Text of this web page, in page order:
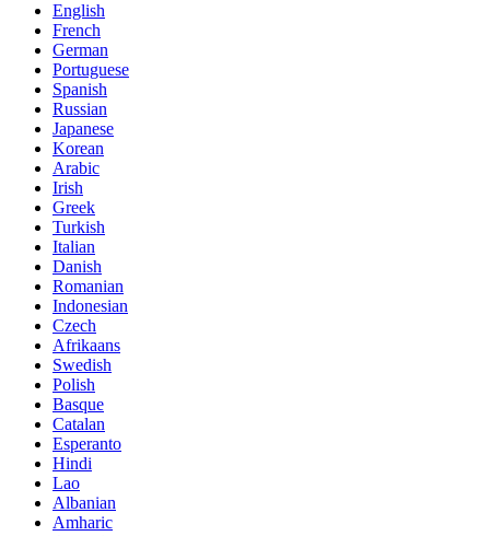
English
French
German
Portuguese
Spanish
Russian
Japanese
Korean
Arabic
Irish
Greek
Turkish
Italian
Danish
Romanian
Indonesian
Czech
Afrikaans
Swedish
Polish
Basque
Catalan
Esperanto
Hindi
Lao
Albanian
Amharic